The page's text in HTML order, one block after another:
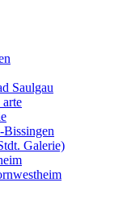
für Künstler
Saulgau
Bissingen
Galerie)